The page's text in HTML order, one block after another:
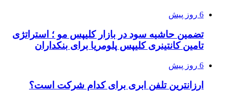
6 روز پیش
تضمین حاشیه سود در بازار کلیپس مو ؛ استراتژی
تامین کانتینری کلیپس پلومریا برای بنکداران
6 روز پیش
ارزانترین تلفن ابری برای کدام شرکت است؟